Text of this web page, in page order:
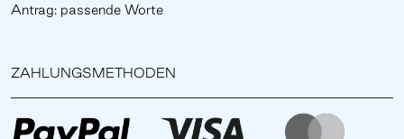
Antrag: passende Worte
ZAHLUNGSMETHODEN